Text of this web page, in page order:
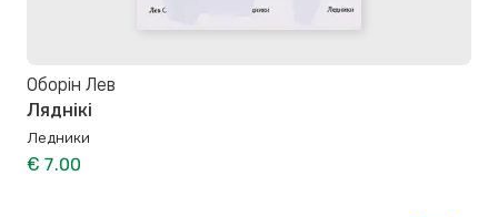
Оборін Лев
Ляднікі
Ледники
€ 7.00